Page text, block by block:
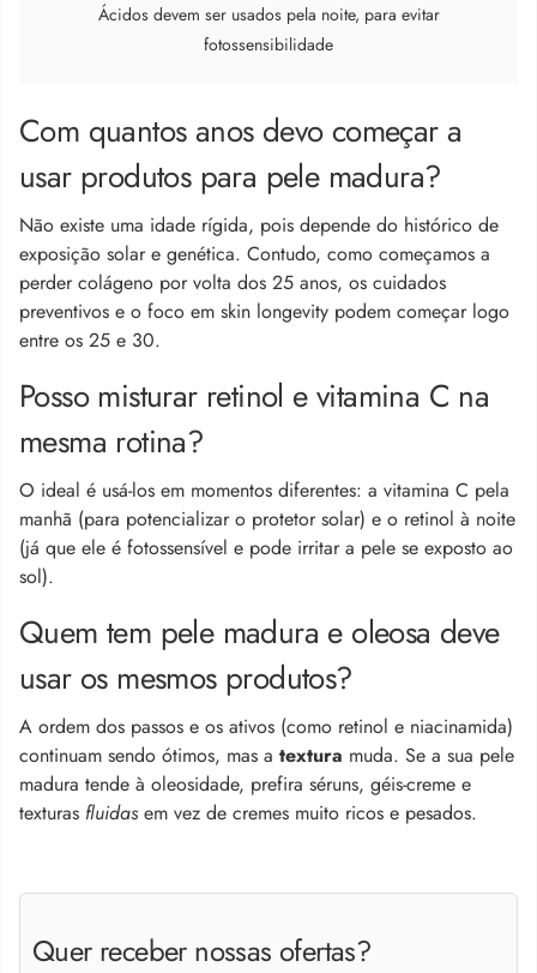
Ácidos devem ser usados pela noite, para evitar
fotossensibilidade
Com quantos anos devo começar a
usar produtos para pele madura?
Não existe uma idade rígida, pois depende do histórico de
exposição solar e genética. Contudo, como começamos a
perder colágeno por volta dos 25 anos, os cuidados
preventivos e o foco em skin longevity podem começar logo
entre os 25 e 30.
Posso misturar retinol e vitamina C na
mesma rotina?
O ideal é usá-los em momentos diferentes: a vitamina C pela
manhã (para potencializar o protetor solar) e o retinol à noite
(já que ele é fotossensível e pode irritar a pele se exposto ao
sol).
Quem tem pele madura e oleosa deve
usar os mesmos produtos?
A ordem dos passos e os ativos (como retinol e niacinamida)
continuam sendo ótimos, mas a textura muda. Se a sua pele
madura tende à oleosidade, prefira séruns, géis-creme e
texturas fluidas em vez de cremes muito ricos e pesados.
Quer receber nossas ofertas?